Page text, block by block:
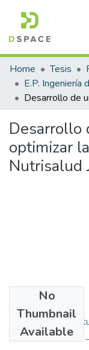
Communities &
All of DSpace
Statistics
Home Tesis
E.P. Ingeniería
Desarrollo
optimizar
Nutrisalud
No
Thumbnail
Available
Grado de